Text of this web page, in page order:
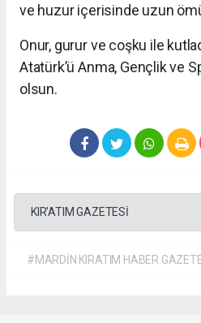
ve huzur içerisinde uzun
Onur, gurur ve coşku ile
Atatürk’ü Anma, Gençlik ve
olsun.
KIR'ATIM GAZETESİ
#MARDİN KIRATIM HABER